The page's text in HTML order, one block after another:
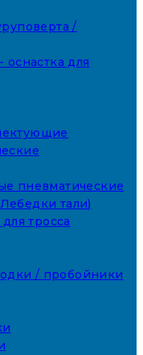
/
для
пневматические
тали)
тросса
/ пробойники